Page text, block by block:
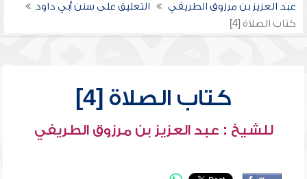
عبد العزيز بن مرزوق الطريفي
التعليق على سنن أبي داود
كتاب الصلاة [4]
كتاب الصلاة [4]
للشيخ : عبد العزيز بن مرزوق الطريفي